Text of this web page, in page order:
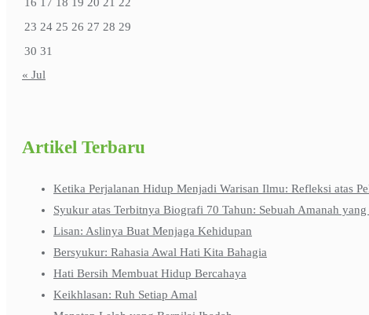
23 24 25 26 27 28 29
30 31
« Jul
Artikel Terbaru
Ketika Perjalanan Hidup Menjadi Warisan Ilmu: Refleksi atas
Syukur atas Terbitnya Biografi 70 Tahun: Sebuah Amanah
Lisan: Aslinya Buat Menjaga Kehidupan
Bersyukur: Rahasia Awal Hati Kita Bahagia
Hati Bersih Membuat Hidup Bercahaya
Keikhlasan: Ruh Setiap Amal